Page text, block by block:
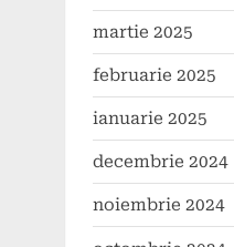
martie 2025
februarie 2025
ianuarie 2025
decembrie 2024
noiembrie 2024